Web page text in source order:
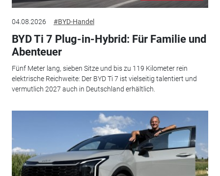
04.08.2026 #BYD-Handel
BYD Ti 7 Plug-in-Hybrid: Für Familie und
Abenteuer
Fünf Meter lang, sieben Sitze und bis zu 119 Kilometer rein
elektrische Reichweite: Der BYD Ti 7 ist vielseitig talentiert und
vermutlich 2027 auch in Deutschland erhältlich.